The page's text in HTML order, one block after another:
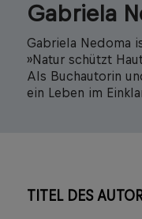
Gabriela
Gabriela Nedoma
»Natur schützt
Als Buchautorin
ein Leben im
TITEL DES